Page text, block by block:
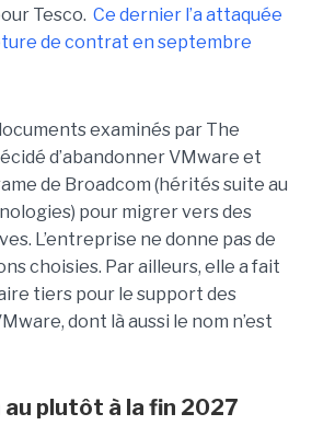
Tesco. Ce dernier l’a attaquée
de contrat en septembre
examinés par The
d’abandonner VMware et
de Broadcom (hérités suite au
pour migrer vers des
L’entreprise ne donne pas de
choisies. Par ailleurs, elle a fait
tiers pour le support des
dont là aussi le nom n’est
plutôt à la fin 2027